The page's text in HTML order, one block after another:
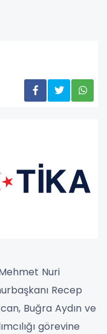
Nuri
Recep
Buğra Aydın ve
görevine